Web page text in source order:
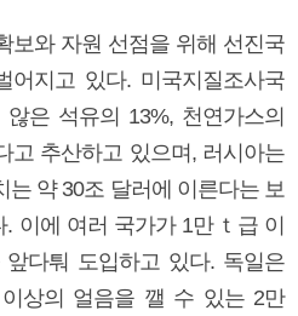
보와 자원 선점을 위해 선진국
지고 있다. 미국지질조사국
은 석유의 13%, 천연가스의
고 추산하고 있으며, 러시아는
약 30조 달러에 이른다는 보
. 이에 여러 국가가 1만ｔ급 이
다퉈 도입하고 있다. 독일은
상의 얼음을 깰 수 있는 2만